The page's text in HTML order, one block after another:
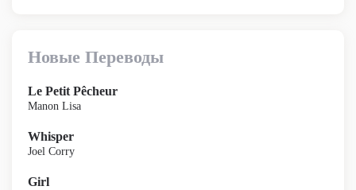
Новые Переводы
Le Petit Pêcheur
Manon Lisa
Whisper
Joel Corry
Girl